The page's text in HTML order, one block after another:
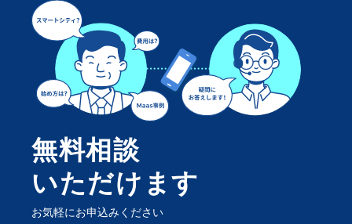
無料相談
いただけます
お気軽にお申込みください